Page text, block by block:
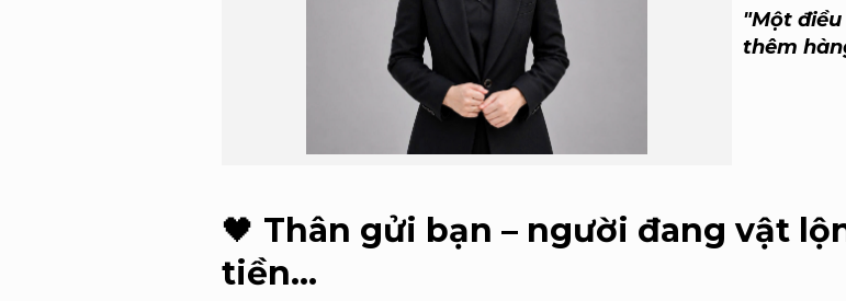
"Một
thêm
🖤 Thân gửi bạn – người đang vật
tiền…